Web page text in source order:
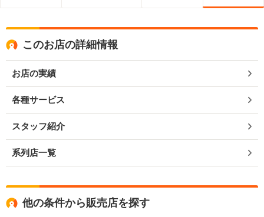
このお店の詳細情報
お店の実績
各種サービス
スタッフ紹介
系列店一覧
他の条件から販売店を探す